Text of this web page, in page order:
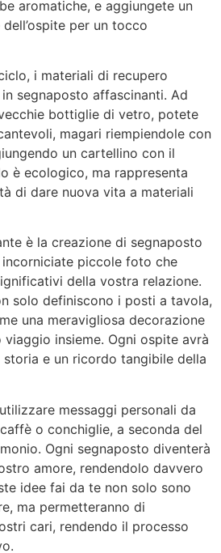
aromatiche, e aggiungete un
per un tocco
i materiali di recupero
segnaposto affascinanti. Ad
bottiglie di vetro, potete
magari riempiendole con
un cartellino con il
è ecologico, ma rappresenta
di dare nuova vita a materiali
è la creazione di segnaposto
piccole foto che
della vostra relazione.
solo definiscono i posti a tavola,
una meravigliosa decorazione
insieme. Ogni ospite avrà
e un ricordo tangibile della
messaggi personali da
o conchiglie, a seconda del
Ogni segnaposto diventerà
amore, rendendolo davvero
idee fai da te non solo sono
ma permetteranno di
cari, rendendo il processo